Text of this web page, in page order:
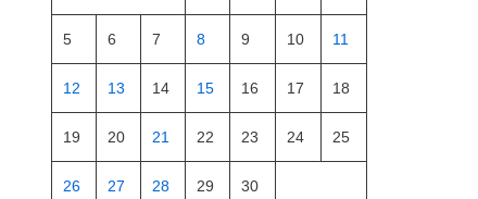
5 6 7 8 9 10 11
12 13 14 15 16 17 18
19 20 21 22 23 24 25
26 27 28 29 30